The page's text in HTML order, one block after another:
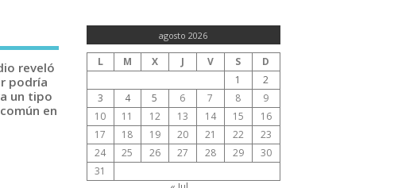
reveló
podría
un tipo
en
agosto 2026
L M X J V S
D
1
2
3
4 5 6 7 8
9
10
11 12 13 14 15
16
17
18 19 20 21 22
23
24
25 26 27 28 29
30
31